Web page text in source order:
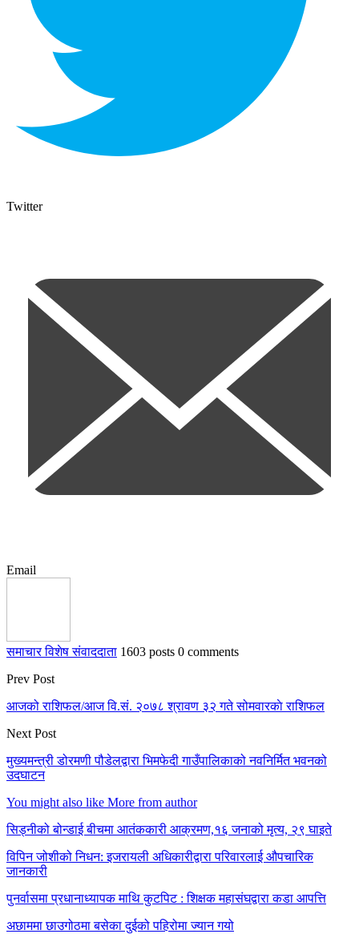
Twitter
Email
समाचार विशेष संवाददाता 1603 posts 0 comments
Prev Post
आजको राशिफल/आज वि.सं. २०७८ श्रावण ३२ गते सोमवारकाे राशिफल
Next Post
मुख्यमन्त्री डोरमणी पौडेलद्वारा भिमफेदी गाउँपालिकाको नवनिर्मित भवनको
उदघाटन
You might also like More from author
सिड्नीको बोन्डाई बीचमा आतंककारी आक्रमण,१६ जनाको मृत्य, २९ घाइते
विपिन जोशीको निधन: इजरायली अधिकारीद्वारा परिवारलाई औपचारिक
जानकारी
पुनर्वासमा प्रधानाध्यापक माथि कुटपिट : शिक्षक महासंघद्वारा कडा आपत्ति
अछाममा छाउगोठमा बसेका दुईको पहिरोमा ज्यान गयो